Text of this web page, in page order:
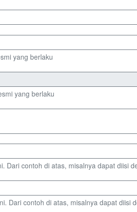
yang berlaku
yang berlaku
Dari contoh di atas, misalnya dapat diisi
Dari contoh di atas, misalnya dapat diisi